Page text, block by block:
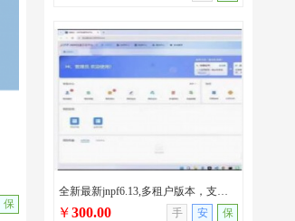
保
全新最新jnpf6.13,多租户版本，支持AI/netcore版本/jnpf最新版本
￥300.00 手 安 保